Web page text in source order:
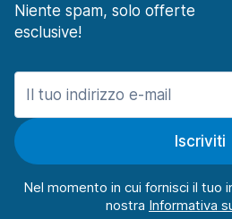
Niente spam, solo offerte
esclusive!
Iscriviti
Nel momento in cui fornisci il tuo
nostra